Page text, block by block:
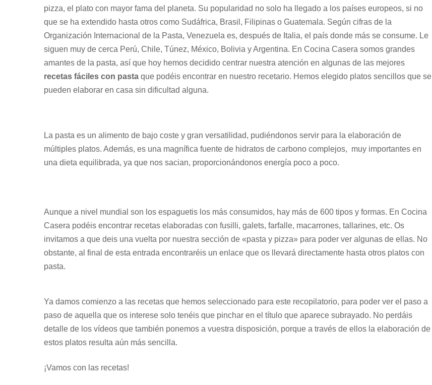
pizza, el plato con mayor fama del planeta. Su popularidad no solo ha llegado a los países europeos, si no
que se ha extendido hasta otros como Sudáfrica, Brasil, Filipinas o Guatemala. Según cifras de la
Organización Internacional de la Pasta, Venezuela es, después de Italia, el país donde más se consume. Le
siguen muy de cerca Perú, Chile, Túnez, México, Bolivia y Argentina. En Cocina Casera somos grandes
amantes de la pasta, así que hoy hemos decidido centrar nuestra atención en algunas de las mejores
recetas fáciles con pasta que podéis encontrar en nuestro recetario. Hemos elegido platos sencillos que se
pueden elaborar en casa sin dificultad alguna.
La pasta es un alimento de bajo coste y gran versatilidad, pudiéndonos servir para la elaboración de
múltiples platos. Además, es una magnífica fuente de hidratos de carbono complejos, muy importantes en
una dieta equilibrada, ya que nos sacian, proporcionándonos energía poco a poco.
Aunque a nivel mundial son los espaguetis los más consumidos, hay más de 600 tipos y formas. En Cocina
Casera podéis encontrar recetas elaboradas con fusilli, galets, farfalle, macarrones, tallarines, etc. Os
invitamos a que deis una vuelta por nuestra sección de «pasta y pizza» para poder ver algunas de ellas. No
obstante, al final de esta entrada encontraréis un enlace que os llevará directamente hasta otros platos con
pasta.
Ya damos comienzo a las recetas que hemos seleccionado para este recopilatorio, para poder ver el paso a
paso de aquella que os interese solo tenéis que pinchar en el título que aparece subrayado. No perdáis
detalle de los vídeos que también ponemos a vuestra disposición, porque a través de ellos la elaboración de
estos platos resulta aún más sencilla.
¡Vamos con las recetas!